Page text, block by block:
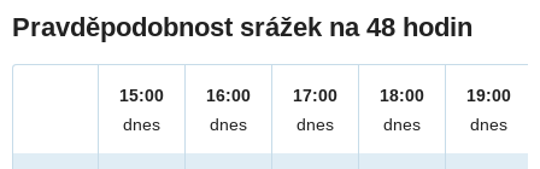
Pravděpodobnost srážek na 48 hodin
15:00
dnes
16:00
dnes
17:00
dnes
18:00
dnes
19:00
dnes